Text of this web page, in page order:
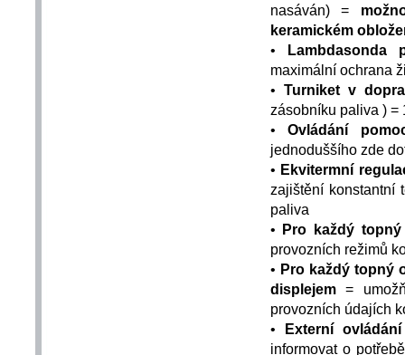
nasáván) =
keramickém
• Lambdasonda
maximální ochrana
• Turniket v
zásobníku paliva ) =
•Ovládání
jednoduššího zde
• Ekvitermní
zajištění konstantní
paliva
• Pro každý
provozních režimů
• Pro každý topný
displejem=
provozních údajích
• Externí
informovat o